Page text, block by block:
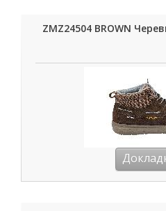
ZMZ24504 BROWN